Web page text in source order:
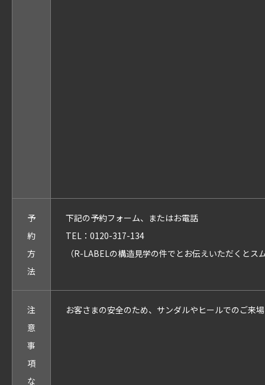
予
約
方
法
下記の予約フォーム、またはお電話
TEL：0120-317-134
（R-LABELの構造見学の件でとお伝えいただくとス
注
意
事
項
な
お客さまの安全のため、サンダルやヒールでのご来